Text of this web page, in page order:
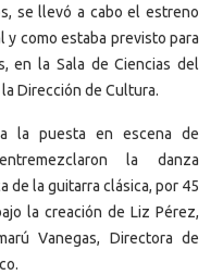
se llevó a cabo el estreno
y como estaba previsto para
en la Sala de Ciencias del
Dirección de Cultura.
la puesta en escena de
la danza
de la guitarra clásica, por 45
la creación de Liz Pérez,
Vanegas, Directora de